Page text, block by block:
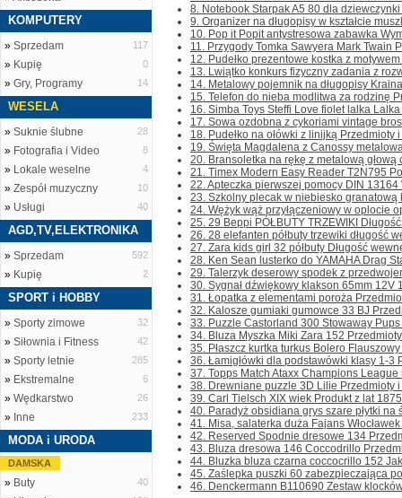
KOMPUTERY
» Sprzedam 117
» Kupię 0
» Gry, Programy 14
WESELA
» Suknie ślubne 28
» Fotografia i Video 8
» Lokale weselne 4
» Zespół muzyczny 10
» Usługi 40
AGD,TV,ELEKTRONIKA
» Sprzedam 592
» Kupię 2
SPORT i HOBBY
» Sporty zimowe 32
» Siłownia i Fitness 42
» Sporty letnie 285
» Ekstremalne 6
» Wędkarstwo 26
» Inne 233
MODA i URODA
DAMSKA
» Buty 40
8. Notebook Starpak A5 80 dla
9. Organizer na długopisy w kształcie
10. Pop it Popit antystresowa zabawka
11. Przygody Tomka Sawyera Mark Twain
12. Pudełko prezentowe kostka z
13. Lwiątko konkurs fizyczny zadania z
14. Metalowy pojemnik na długopisy
15. Telefon do nieba modlitwa za rodzinę
16. Simba Toys Steffi Love fiolet lalka
17. Sowa ozdobna z cykoriami vintage
18. Pudełko na ołówki z linijką Przedmioty
19. Święta Magdalena z Canossy
20. Bransoletka na rękę z metalową głową
21. Timex Modern Easy Reader T2N795
22. Apteczka pierwszej pomocy DIN 13164
23. Szkolny plecak w niebiesko granatową
24. Wężyk wąż przyłączeniowy w oplocie
25. 29 Beppi PÓŁBUTY TRZEWIKI
26. 28 elefanten półbuty trzewiki długość
27. Zara kids girl 32 półbuty Długość
28. Ken Sean lusterko do YAMAHA Drag
29. Talerzyk deserowy spodek z
30. Sygnał dźwiękowy klakson 65mm 12V
31. Łopatka z elementami poroża
32. Kalosze gumiaki gumowce 33 BJ
33. Puzzle Castorland 300 Stowaway
34. Bluza Myszka Miki Zara 152
35. Płaszcz kurtka turkus Bolero
36. Łamigłówki dla podstawówki klasy 1-3
37. Topps Match Ataxx Champions
38. Drewniane puzzle 3D Lilie Przedmioty
39. Carl Tielsch XIX wiek Produkt z lat
40. Paradyż obsidiana grys szare płytki na
41. Misa, salaterka duża Fajans
42. Reserved Spodnie dresowe 134
43. Bluza dresowa 146 Coccodrillo
44. Bluzka bluza czarna coccocrillo 152
45. Zaślepka puszki 60 zabezpieczająca
46. Denckermann B110690 Zestaw